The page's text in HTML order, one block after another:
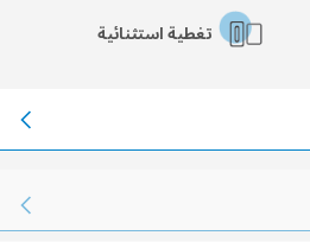
تغطية استثنائية